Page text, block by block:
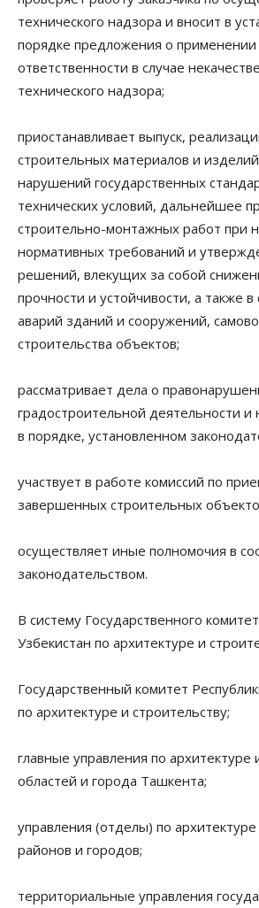
технического надзора и вносит в
порядке предложения о
ответственности в случае
технического надзора;
приостанавливает выпуск,
строительных материалов и
нарушений государственных
технических условий, дальнейшее
строительно-монтажных работ при
нормативных требований и
решений, влекущих за собой
прочности и устойчивости, а также в
аварий зданий и сооружений,
строительства объектов;
рассматривает дела о
градостроительной деятельности
в порядке, установленном
участвует в работе комиссий по
завершенных строительных
осуществляет иные полномочия в
законодательством.
В систему Государственного
Узбекистан по архитектуре и
Государственный комитет
по архитектуре и строительству;
главные управления по архитектуре
областей и города Ташкента;
управления (отделы) по
районов и городов;
территориальные управления